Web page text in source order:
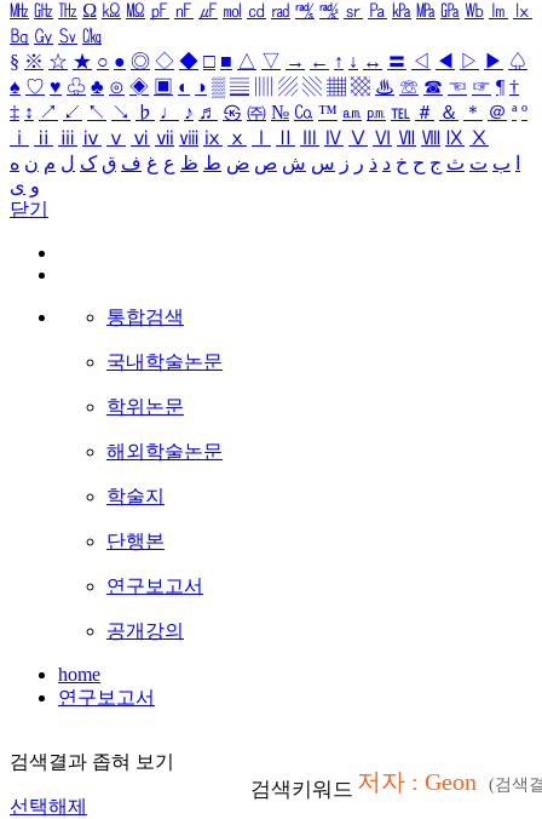
㎒ ㎓ ㎔ Ω ㏀ ㏁ ㎊ ㎋ ㎌ ㏖ ㏅ ㎭ ㎮ ㎯ ㏛ ㎩ ㎪ ㎫ ㎬ ㏝ ㏐
㏓
㏃ ㏉ ㏜ ㏆
§ ※ ☆ ★ ○ ● ◎ ◇ ◆ □ ■ △ ▽ → ← ↑ ↓ ↔ 〓 ◁ ◀ ▷ ▶ ♤
♠ ♡ ♥ ♧ ♣ ⊙ ◈ ▣ ◐ ◑ ▒ ▤ ▨ ▧ ▦ ▩ ♨ ☏ ☎ ☜ ☞ ¶ †
‡ ↕ ↗ ↙ ↖ ↘ ♭ ♩ ♪ ♬ ㉿ ㈜ № ㏇ ™ ㏂ ㏘ ℡ ＃ ＆ ＊ ＠ ª º
ⅰ
ⅱ ⅲ ⅳ ⅴ ⅵ ⅶ ⅷ ⅸ ⅹ Ⅳ Ⅴ Ⅵ Ⅶ Ⅷ Ⅸ Ⅹ
ب ت ث ج ح خ د ذ ر ز س ش ص ض ط ظ ع غ ف ق ک ل م ن ه
و ی
닫기
통합검색
국내학술논문
학위논문
해외학술논문
학술지
단행본
연구보고서
공개강의
home
연구보고서
검색결과 좁혀 보기
선택해제
검색키워드 저자 : Geon (검색